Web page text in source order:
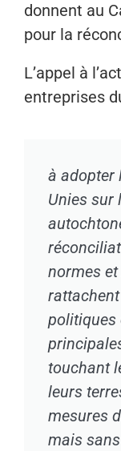
donnent au
pour la
L’appel à
entreprises
à adopter
Unies sur
normes et
politiques
touchant
leurs
mesures
mais